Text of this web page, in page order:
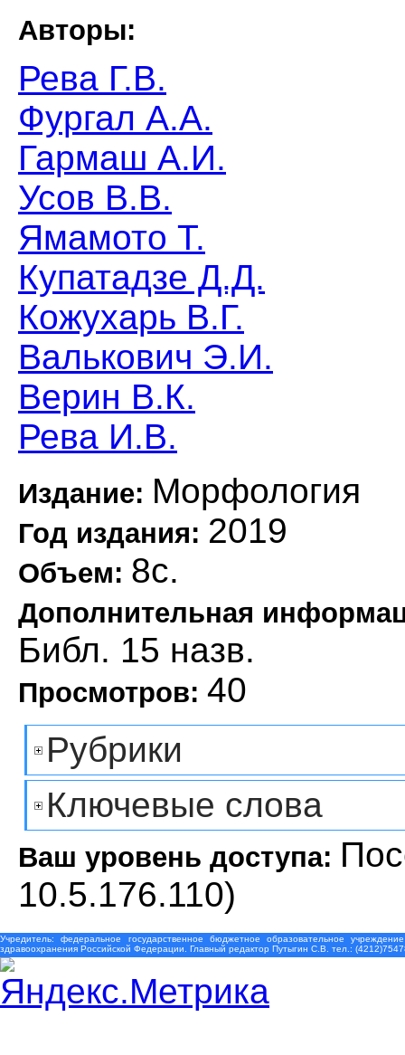
Авторы:
Рева Г.В.
Фургал А.А.
Гармаш А.И.
Усов В.В.
Ямамото Т.
Купатадзе Д.Д.
Кожухарь В.Г.
Валькович Э.И.
Верин В.К.
Рева И.В.
Издание: Морфология
Год издания: 2019
Объем: 8с.
Дополнительная
Библ. 15 назв.
Просмотров: 40
Рубрики
Ключевые слова
Ваш уровень доступа:
10.5.176.110)
Учредитель: федеральное государственное бюджетное образовательное
здравоохранения Российской Федерации. Главный редактор Путыгин С.В. тел.: